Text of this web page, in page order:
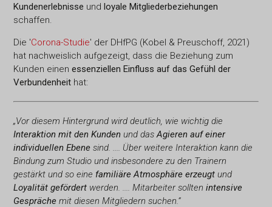
Kundenerlebnisse undloyale Mitgliederbeziehungen
schaffen.
Die 'Corona-Studie' der DHfPG (Kobel & Preuschoff, 2021)
hat nachweislich aufgezeigt, dass die Beziehung zum
Kunden einenessenziellen Einfluss auf das Gefühl der
Verbundenheit hat:
„Vor diesem Hintergrund wird deutlich, wie wichtig die
Interaktion mit den Kunden und dasAgieren auf einer
individuellen Ebene sind. .... Über weitere Interaktion kann die
Bindung zum Studio und insbesondere zu den Trainern
gestärkt und so eine familiäre Atmosphäre erzeugt und
Loyalität gefördert werden. .... Mitarbeiter solltenintensive
Gespräche mit diesen Mitgliedern suchen.”